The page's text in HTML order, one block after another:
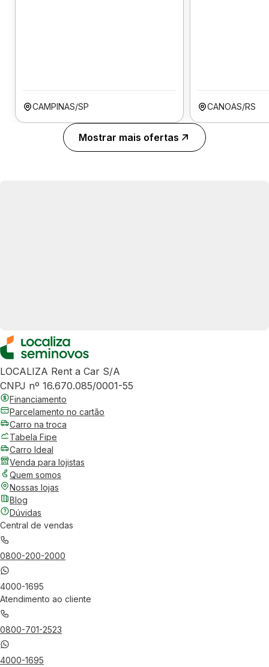
CAMPINAS/SP CANOAS/RS
Mostrar mais ofertas
LOCALIZA Rent a Car S/A
CNPJ nº 16.670.085/0001-55
Financiamento
Parcelamento no cartão
Carro na troca
Tabela Fipe
Carro Ideal
Venda para lojistas
Quem somos
Nossas lojas
Blog
Dúvidas
Central de vendas
0800-200-2000
4000-1695
Atendimento ao cliente
0800-701-2523
4000-1695